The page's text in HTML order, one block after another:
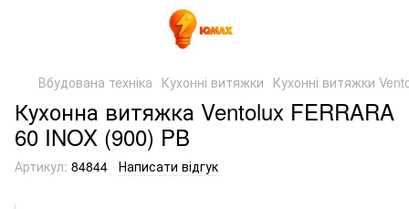
Вбудована техніка Кухонні витяжки Кухонні витяжки
Кухонна витяжка Ventolux FERRARA
60 INOX (900) PB
Артикул: 84844 Написати відгук